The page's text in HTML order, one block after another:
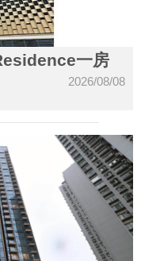
一房
2026/08/08